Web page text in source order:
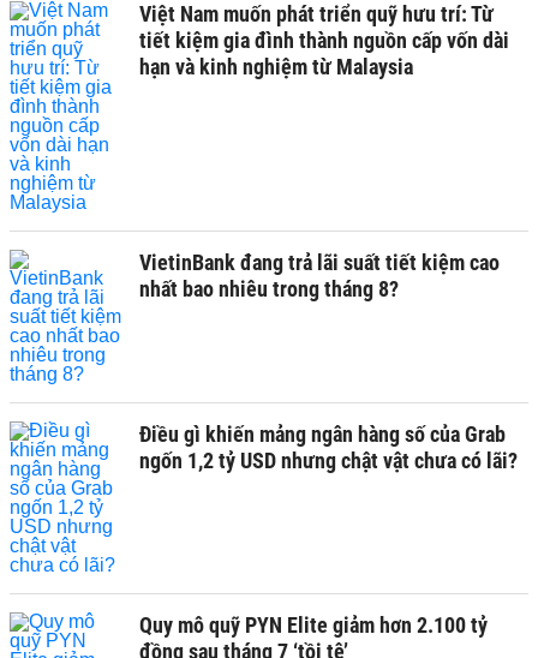
Việt Nam muốn phát triển quỹ hưu trí: Từ
tiết kiệm gia đình thành nguồn cấp vốn dài
hạn và kinh nghiệm từ Malaysia
VietinBank đang trả lãi suất tiết kiệm cao
nhất bao nhiêu trong tháng 8?
Điều gì khiến mảng ngân hàng số của Grab
ngốn 1,2 tỷ USD nhưng chật vật chưa có lãi?
Quy mô quỹ PYN Elite giảm hơn 2.100 tỷ
đồng sau tháng 7 ‘tồi tệ’